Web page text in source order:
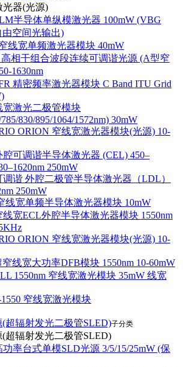
光器(光源)
半导体单纵模激光器 100mW (VBG
由空间光输出)
线宽单频激光器模块 40mW
高相干组合波段连续可调谐光源 (A型窄
1630nm
精密频率激光器模块 C Band ITU Grid
宽激光二极管模块
830/895/1064/1572nm) 30mW
ORION 窄线宽激光器模块(光源) 10-
可调谐半导体激光器 (CEL) 450–
250mW
调谐 外腔二极管半导体激光器（LDL）
250mW
线宽单频半导体激光器模块 10mW
宽ECL外腔半导体激光器模块 1550nm
ORION 窄线宽激光器模块(光源) 10-
线宽大功率DFB模块 1550nm 10-60mW
1550nm 窄线宽激光模块 35mW 线宽
窄线宽激光模块
(超辐射发光二极管SLED)子分类
(超辐射发光二极管SLED)
功率台式单模SLD光源 3/5/15/25mW (保